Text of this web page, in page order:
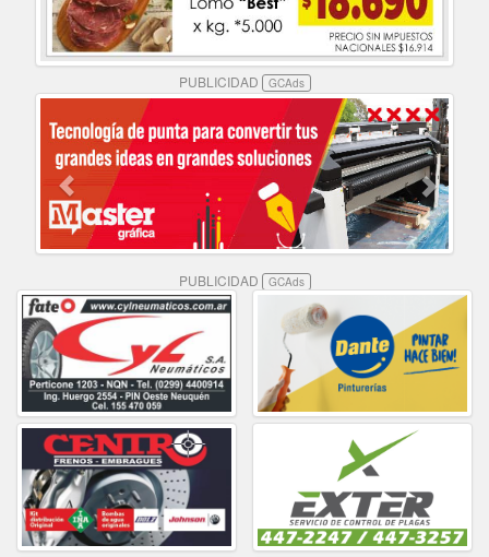
PUBLICIDAD GCAds
PUBLICIDAD GCAds